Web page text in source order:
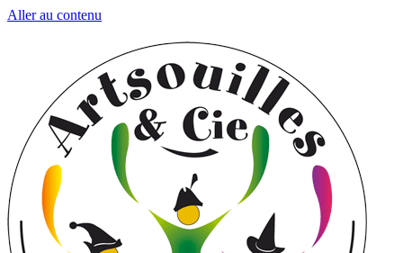
Aller au contenu